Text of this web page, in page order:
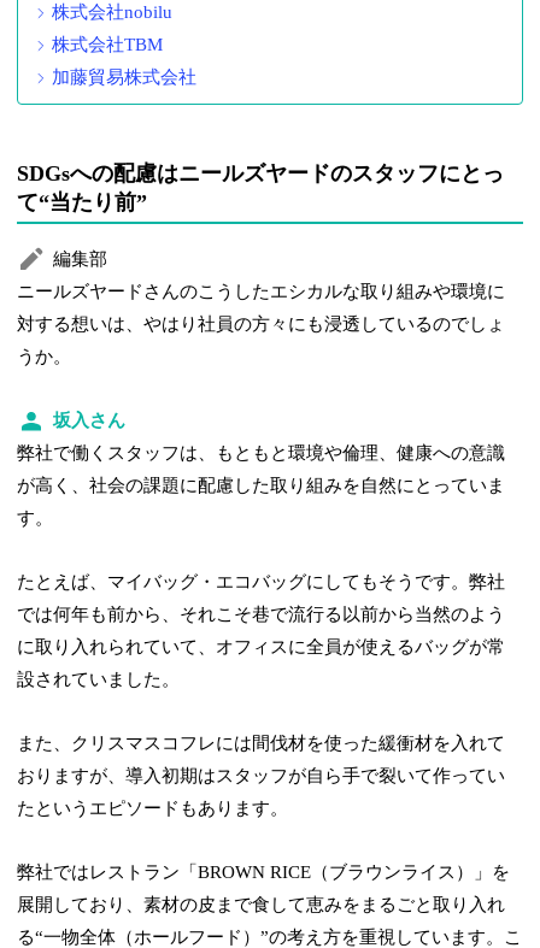
株式会社nobilu
株式会社TBM
加藤貿易株式会社
SDGsへの配慮はニールズヤードのスタッフにとっ
て“当たり前”
編集部
ニールズヤードさんのこうしたエシカルな取り組みや環境に
対する想いは、やはり社員の方々にも浸透しているのでしょ
うか。
坂入さん
弊社で働くスタッフは、もともと環境や倫理、健康への意識
が高く、社会の課題に配慮した取り組みを自然にとっていま
す。
たとえば、マイバッグ・エコバッグにしてもそうです。弊社
では何年も前から、それこそ巷で流行る以前から当然のよう
に取り入れられていて、オフィスに全員が使えるバッグが常
設されていました。
また、クリスマスコフレには間伐材を使った緩衝材を入れて
おりますが、導入初期はスタッフが自ら手で裂いて作ってい
たというエピソードもあります。
弊社ではレストラン「BROWN RICE（ブラウンライス）」を
展開しており、素材の皮まで食して恵みをまるごと取り入れ
る“一物全体（ホールフード）”の考え方を重視しています。こ